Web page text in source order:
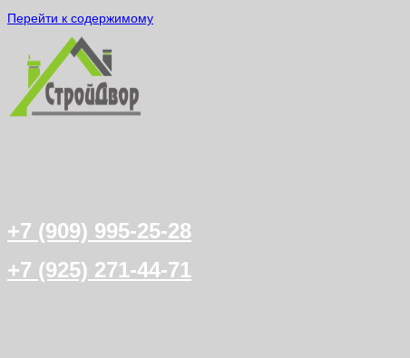
Перейти к содержимому
+7 (909) 995-25-28
+7 (925) 271-44-71